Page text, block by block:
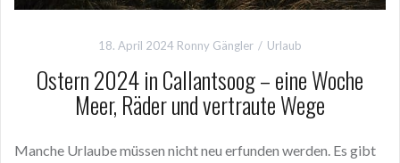
18. April 2024 Ronny Gängler Urlaub
Ostern 2024 in Callantsoog – eine Woche
Meer, Räder und vertraute Wege
Manche Urlaube müssen nicht neu erfunden werden. Es gibt